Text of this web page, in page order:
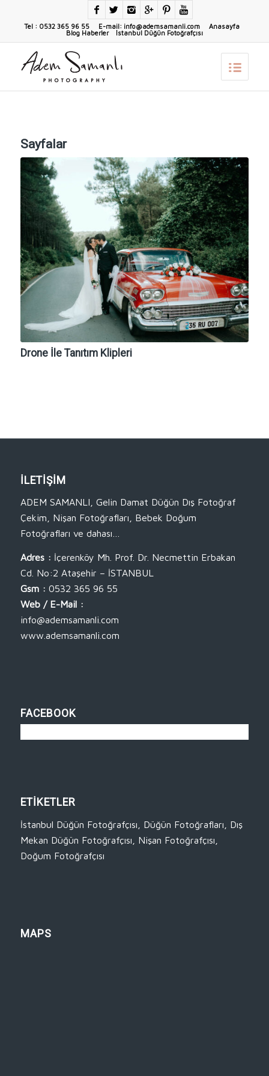
Tel : 0532 365 96 55 E-mail: info@ademsamanli.com Anasayfa
Blog Haberler
İstanbul Düğün Fotoğrafçısı
Sayfalar
Drone İle Tanıtım Klipleri
İLETİŞİM
ADEM SAMANLI, Gelin Damat Düğün Dış Fotoğraf
Çekim, Nişan Fotoğrafları, Bebek Doğum
Fotoğrafları ve dahası…
Adres : İçerenköy Mh. Prof. Dr. Necmettin Erbakan
Cd. No:2 Ataşehir – İSTANBUL
Gsm : 0532 365 96 55
Web / E-Mail :
info@ademsamanli.com
www.ademsamanli.com
FACEBOOK
ETİKETLER
İstanbul Düğün Fotoğrafçısı Düğün Fotoğrafları
Dış
Mekan Düğün Fotoğrafçısı
Nişan Fotoğrafçısı
Doğum Fotoğrafçısı
MAPS